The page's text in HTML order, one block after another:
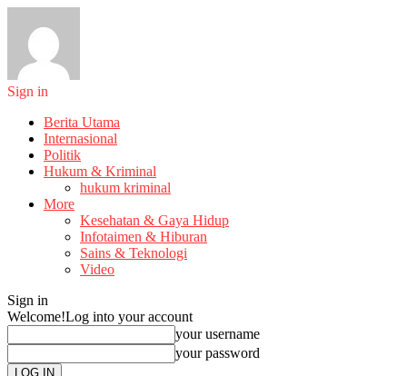
Sign in
Berita Utama
Internasional
Politik
Hukum & Kriminal
hukum kriminal
More
Kesehatan & Gaya Hidup
Infotaimen & Hiburan
Sains & Teknologi
Video
Sign in
Welcome!Log into your account
your username
your password